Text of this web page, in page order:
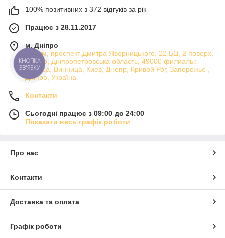
100% позитивних з 372 відгуків за рік
Працює з 28.11.2017
м. Дніпро
Атріум, проспект Дмитра Яворницького, 22 БЦ, 2 поверх,
Дніпро, Дніпропетровська область, 49000 филиалы:
Одесса, Винница, Киев, Днепр, Кривой Рог, Запорожье ,
Дніпро, Україна
Контакти
Сьогодні працює з 09:00 до 24:00
Показати весь графік роботи
Про нас
Контакти
Доставка та оплата
Графік роботи
КНОПКА
ЗВ'ЯЗКУ